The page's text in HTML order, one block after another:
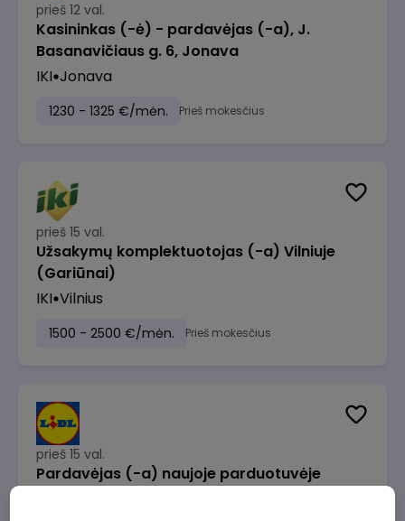
prieš 12 val.
Kasininkas (-ė) - pardavėjas (-a), J.
Basanavičiaus g. 6, Jonava
IKI Jonava
1230 - 1325 €/mėn. Prieš mokesčius
prieš 15 val.
Užsakymų komplektuotojas (-a) Vilniuje
(Gariūnai)
IKI Vilnius
1500 - 2500 €/mėn. Prieš mokesčius
prieš 15 val.
Pardavėjas (-a) naujoje parduotuvėje